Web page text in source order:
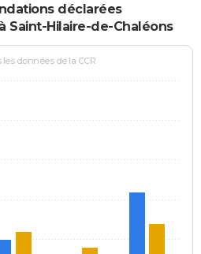
déclarées
Saint-Hilaire-de-Chaléons
données de la CCR